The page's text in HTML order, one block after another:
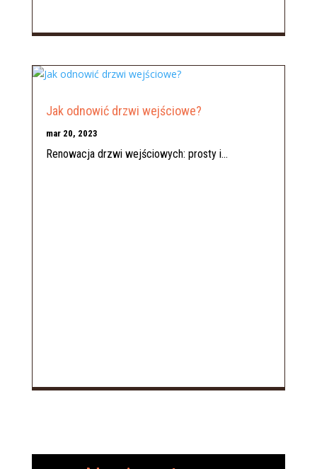
Jak odnowić drzwi wejściowe?
mar 20, 2023
Renowacja drzwi wejściowych: prosty i...